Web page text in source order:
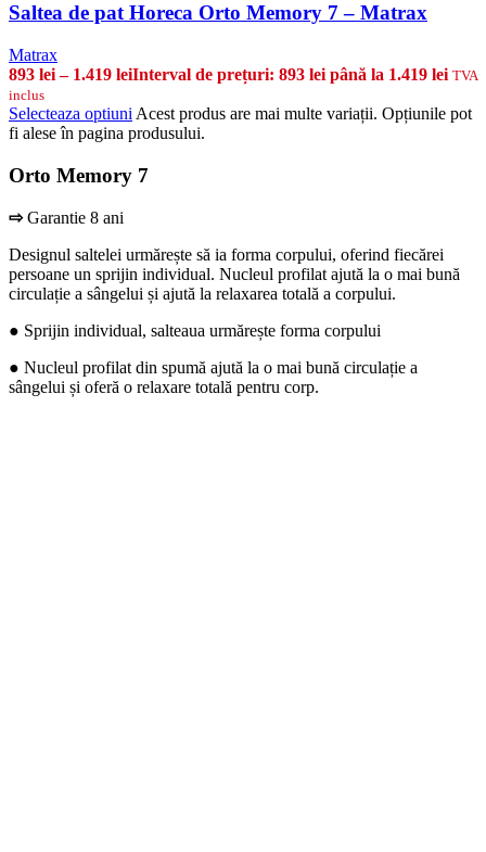
Saltea de pat Horeca Orto Memory 7 – Matrax
Matrax
893 lei – 1.419 leiInterval de prețuri: 893 lei până la 1.419 lei TVA
inclus
Selecteaza optiuni Acest produs are mai multe variații. Opțiunile pot
fi alese în pagina produsului.
Orto Memory 7
⇨Garantie 8 ani
Designul saltelei urmărește să ia forma corpului, oferind fiecărei
persoane un sprijin individual. Nucleul profilat ajută la o mai bună
circulație a sângelui și ajută la relaxarea totală a corpului.
● Sprijin individual, salteaua urmărește forma corpului
● Nucleul profilat din spumă ajută la o mai bună circulație a
sângelui și oferă o relaxare totală pentru corp.